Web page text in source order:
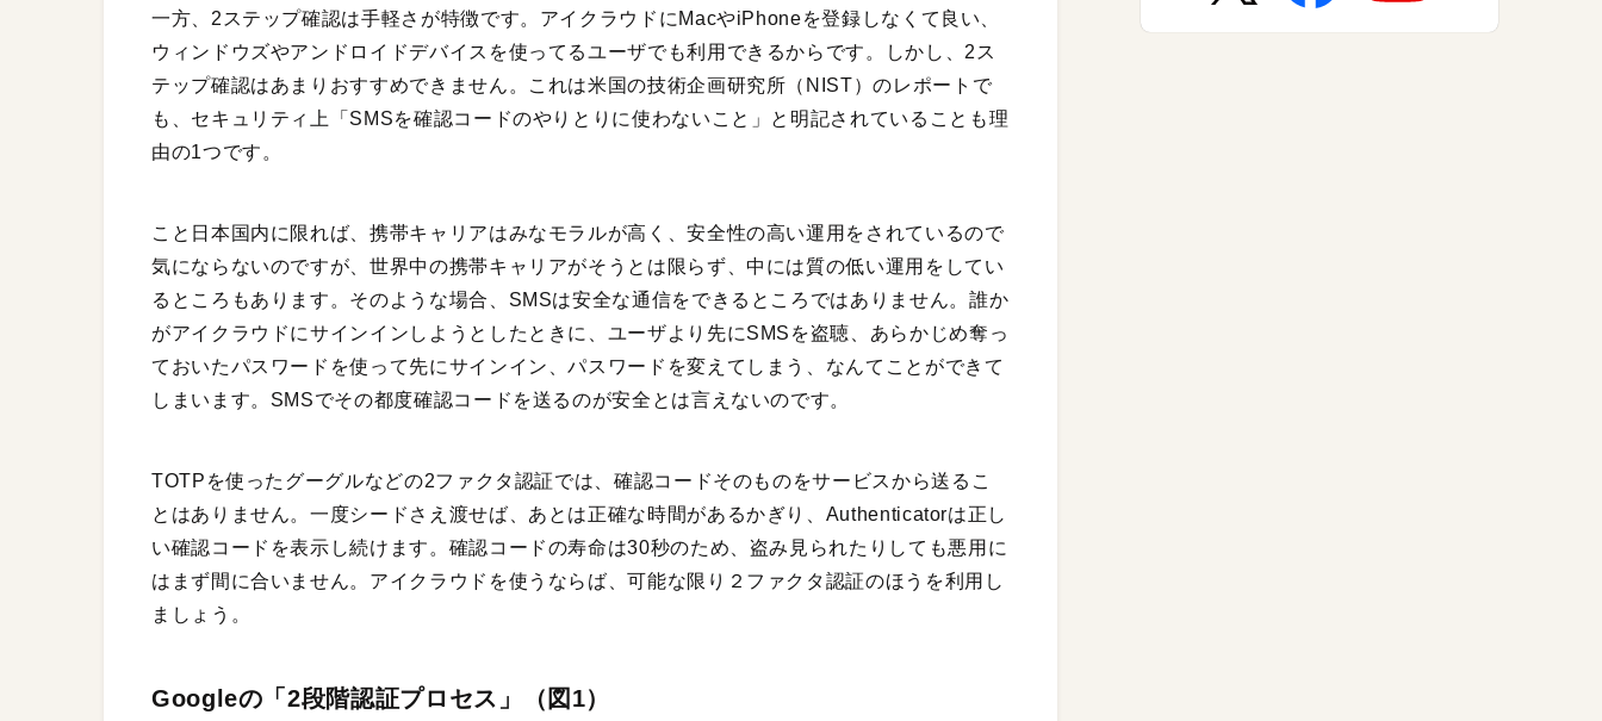
一方、2ステップ確認は手軽さが特徴です。アイクラウドにMacやiPhoneを登録しなくて良い、
ウィンドウズやアンドロイドデバイスを使ってるユーザでも利用できるからです。しかし、2ス
テップ確認はあまりおすすめできません。これは米国の技術企画研究所（NIST）のレポートで
も、セキュリティ上「SMSを確認コードのやりとりに使わないこと」と明記されていることも理
由の1つです。
こと日本国内に限れば、携帯キャリアはみなモラルが高く、安全性の高い運用をされているので
気にならないのですが、世界中の携帯キャリアがそうとは限らず、中には質の低い運用をしてい
るところもあります。そのような場合、SMSは安全な通信をできるところではありません。誰か
がアイクラウドにサインインしようとしたときに、ユーザより先にSMSを盗聴、あらかじめ奪っ
ておいたパスワードを使って先にサインイン、パスワードを変えてしまう、なんてことができて
しまいます。SMSでその都度確認コードを送るのが安全とは言えないのです。
TOTPを使ったグーグルなどの2ファクタ認証では、確認コードそのものをサービスから送るこ
とはありません。一度シードさえ渡せば、あとは正確な時間があるかぎり、Authenticatorは正し
い確認コードを表示し続けます。確認コードの寿命は30秒のため、盗み見られたりしても悪用に
はまず間に合いません。アイクラウドを使うならば、可能な限り２ファクタ認証のほうを利用し
ましょう。
Googleの「2段階認証プロセス」（図1）